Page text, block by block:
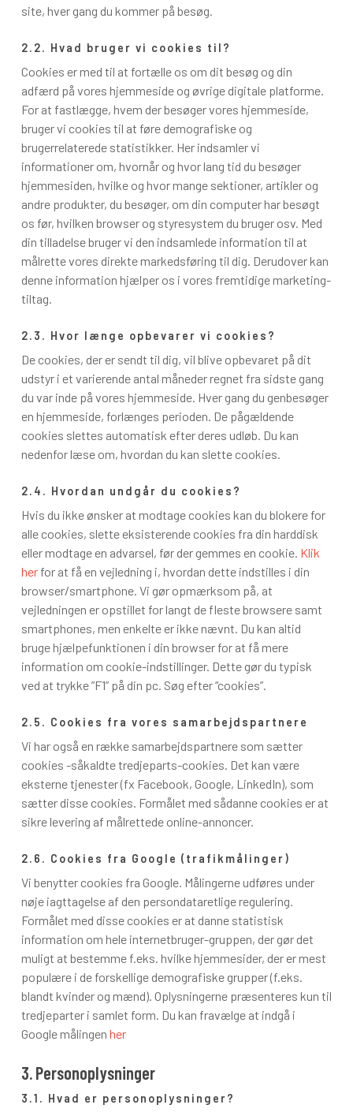
site, hver gang du kommer på besøg.
2.2. Hvad bruger vi cookies til?
Cookies er med til at fortælle os om dit besøg og din
adfærd på vores hjemmeside og øvrige digitale platforme.
For at fastlægge, hvem der besøger vores hjemmeside,
bruger vi cookies til at føre demografiske og
brugerrelaterede statistikker. Her indsamler vi
informationer om, hvornår og hvor lang tid du besøger
hjemmesiden, hvilke og hvor mange sektioner, artikler og
andre produkter, du besøger, om din computer har besøgt
os før, hvilken browser og styresystem du bruger osv. Med
din tilladelse bruger vi den indsamlede information til at
målrette vores direkte markedsføring til dig. Derudover kan
denne information hjælper os i vores fremtidige marketing-
tiltag.
2.3. Hvor længe opbevarer vi cookies?
De cookies, der er sendt til dig, vil blive opbevaret på dit
udstyr i et varierende antal måneder regnet fra sidste gang
du var inde på vores hjemmeside. Hver gang du genbesøger
en hjemmeside, forlænges perioden. De pågældende
cookies slettes automatisk efter deres udløb. Du kan
nedenfor læse om, hvordan du kan slette cookies.
2.4. Hvordan undgår du cookies?
Hvis du ikke ønsker at modtage cookies kan du blokere for
alle cookies, slette eksisterende cookies fra din harddisk
eller modtage en advarsel, før der gemmes en cookie. Klik
herfor at få en vejledning i, hvordan dette indstilles i din
browser/smartphone. Vi gør opmærksom på, at
vejledningen er opstillet for langt de fleste browsere samt
smartphones, men enkelte er ikke nævnt. Du kan altid
bruge hjælpefunktionen i din browser for at få mere
information om cookie-indstillinger. Dette gør du typisk
ved at trykke ”F1” på din pc. Søg efter “cookies”.
2.5. Cookies fra vores samarbejdspartnere
Vi har også en række samarbejdspartnere som sætter
cookies -såkaldte tredjeparts-cookies. Det kan være
eksterne tjenester (fx Facebook, Google, LinkedIn), som
sætter disse cookies. Formålet med sådanne cookies er at
sikre levering af målrettede online-annoncer.
2.6. Cookies fra Google (trafikmålinger)
Vi benytter cookies fra Google. Målingerne udføres under
nøje iagttagelse af den persondataretlige regulering.
Formålet med disse cookies er at danne statistisk
information om hele internetbruger-gruppen, der gør det
muligt at bestemme f.eks. hvilke hjemmesider, der er mest
populære i de forskellige demografiske grupper (f.eks.
blandt kvinder og mænd). Oplysningerne præsenteres kun til
tredjeparter i samlet form. Du kan fravælge at indgå i
Google målingen her
3. Personoplysninger
3.1. Hvad er personoplysninger?